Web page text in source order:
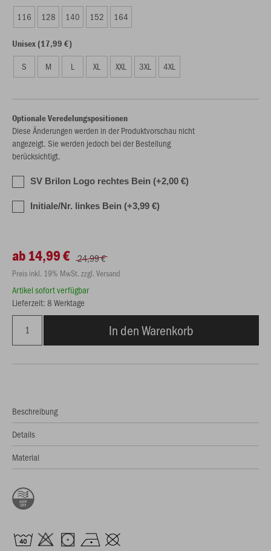
116 128 140 152 164
Unisex (17,99 €)
S M L XL XXL 3XL 4XL
Optionale Veredelungspositionen
Diese Änderungen werden in der Produktvorschau nicht
angezeigt. Sie werden jedoch bei der Bestellung
berücksichtigt.
SV Brilon Logo rechtes Bein (+2,00 €)
Initiale/Nr. linkes Bein (+3,99 €)
ab 14,99 € 24,99 €
Preis inkl. 19% MwSt. zzgl. Versand
Artikel sofort verfügbar
Lieferzeit: 8 Werktage
In den Warenkorb
Beschreibung
Details
Material